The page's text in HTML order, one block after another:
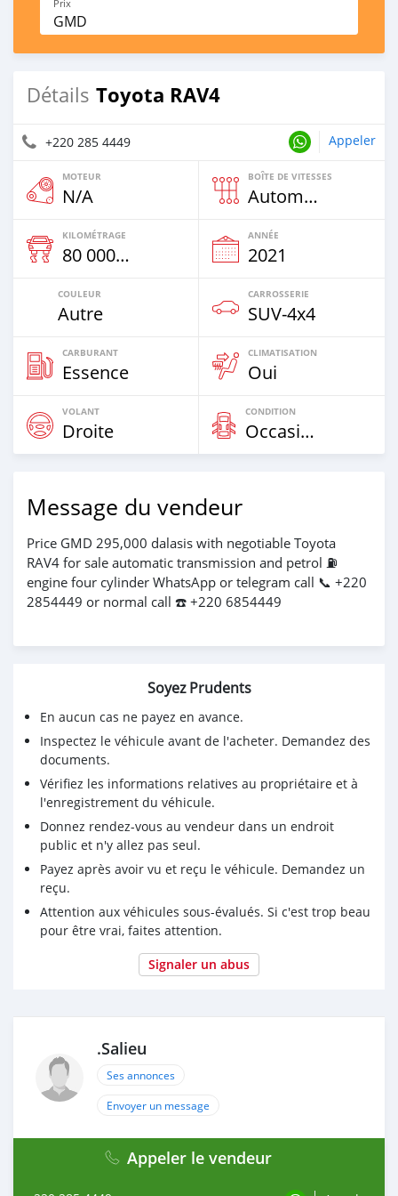
Prix
GMD
Détails Toyota RAV4
+220 285 4449 Appeler
MOTEUR
N/A
BOÎTE DE VITESSES
Automatique
KILOMÉTRAGE
80 000 Km
ANNÉE
2021
COULEUR
Autre
CARROSSERIE
SUV‒4x4
CARBURANT
Essence
CLIMATISATION
Oui
VOLANT
Droite
CONDITION
Occasion
Message du vendeur
Price GMD 295,000 dalasis with negotiable Toyota
RAV4 for sale automatic transmission and petrol ⛽️
engine four cylinder WhatsApp or telegram call 📞 +220
2854449 or normal call ☎️ +220 6854449
Soyez Prudents
En aucun cas ne payez en avance.
Inspectez le véhicule avant de l'acheter. Demandez des
documents.
Vérifiez les informations relatives au propriétaire et à
l'enregistrement du véhicule.
Donnez rendez-vous au vendeur dans un endroit
public et n'y allez pas seul.
Payez après avoir vu et reçu le véhicule. Demandez un
reçu.
Attention aux véhicules sous-évalués. Si c'est trop beau
pour être vrai, faites attention.
Signaler un abus
.Salieu
Ses annonces
Envoyer un message
Appeler le vendeur